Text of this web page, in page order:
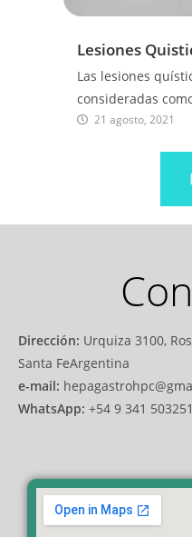
Lesiones
Las lesiones
consideradas
21 agosto, 2021
Dirección: Urquiza 3100,
Santa FeArgentina
e-mail:
WhatsApp: +54 9 341